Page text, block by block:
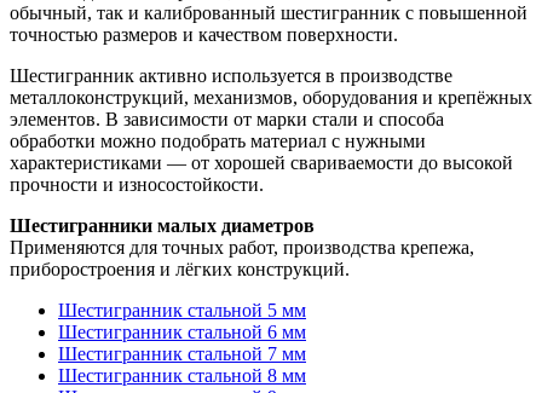
обычный, так и калиброванный шестигранник с повышенной
точностью размеров и качеством поверхности.
Шестигранник активно используется в производстве
металлоконструкций, механизмов, оборудования и крепёжных
элементов. В зависимости от марки стали и способа
обработки можно подобрать материал с нужными
характеристиками — от хорошей свариваемости до высокой
прочности и износостойкости.
Шестигранники малых диаметров
Применяются для точных работ, производства крепежа,
приборостроения и лёгких конструкций.
Шестигранник стальной 5 мм
Шестигранник стальной 6 мм
Шестигранник стальной 7 мм
Шестигранник стальной 8 мм